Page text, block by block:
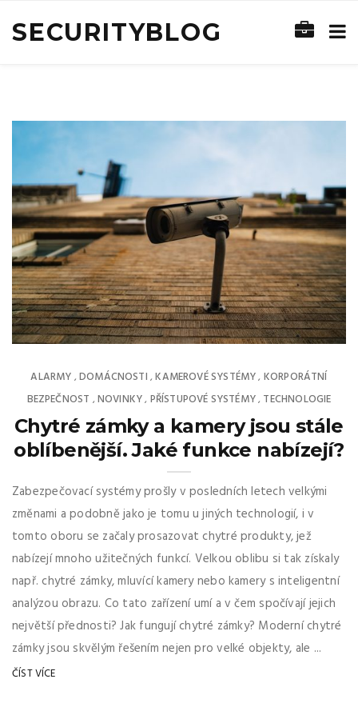
SECURITYBLOG
ALARMY ,DOMÁCNOSTI ,KAMEROVÉ SYSTÉMY, KORPORÁTNÍ
BEZPEČNOST ,NOVINKY, PŘÍSTUPOVÉ SYSTÉMY, TECHNOLOGIE
Chytré zámky a kamery jsou stále
oblíbenější. Jaké funkce nabízejí?
Zabezpečovací systémy prošly v posledních letech velkými
změnami a podobně jako je tomu u jiných technologií, i v
tomto oboru se začaly prosazovat chytré produkty, jež
nabízejí mnoho užitečných funkcí. Velkou oblibu si tak získaly
např. chytré zámky, mluvící kamery nebo kamery s inteligentní
analýzou obrazu. Co tato zařízení umí a v čem spočívají jejich
největší přednosti? Jak fungují chytré zámky? Moderní chytré
zámky jsou skvělým řešením nejen pro velké objekty, ale ...
ČÍST VÍCE